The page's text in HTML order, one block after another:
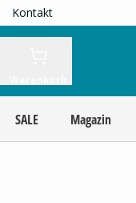
Kontakt
SALE Magazin